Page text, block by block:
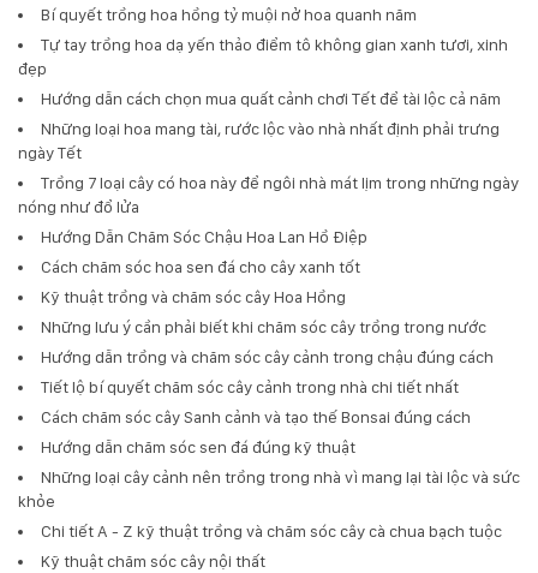
Bí quyết trồng hoa hồng tỷ muội nở hoa quanh năm
Tự tay trồng hoa dạ yến thảo điểm tô không gian xanh tươi, xinh
đẹp
Hướng dẫn cách chọn mua quất cảnh chơi Tết để tài lộc cả năm
Những loại hoa mang tài, rước lộc vào nhà nhất định phải trưng
ngày Tết
Trồng 7 loại cây có hoa này để ngôi nhà mát lịm trong những ngày
nóng như đổ lửa
Hướng Dẫn Chăm Sóc Chậu Hoa Lan Hồ Điệp
Cách chăm sóc hoa sen đá cho cây xanh tốt
Kỹ thuật trồng và chăm sóc cây Hoa Hồng
Những lưu ý cần phải biết khi chăm sóc cây trồng trong nước
Hướng dẫn trồng và chăm sóc cây cảnh trong chậu đúng cách
Tiết lộ bí quyết chăm sóc cây cảnh trong nhà chi tiết nhất
Cách chăm sóc cây Sanh cảnh và tạo thế Bonsai đúng cách
Hướng dẫn chăm sóc sen đá đúng kỹ thuật
Những loại cây cảnh nên trồng trong nhà vì mang lại tài lộc và sức
khỏe
Chi tiết A - Z kỹ thuật trồng và chăm sóc cây cà chua bạch tuộc
Kỹ thuật chăm sóc cây nội thất